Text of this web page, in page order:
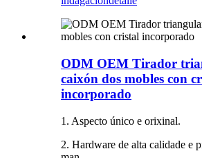
ODM OEM Tirador
caixón dos mobles con
incorporado
1. Aspecto único e orixinal.
2. Hardware de alta calidade e